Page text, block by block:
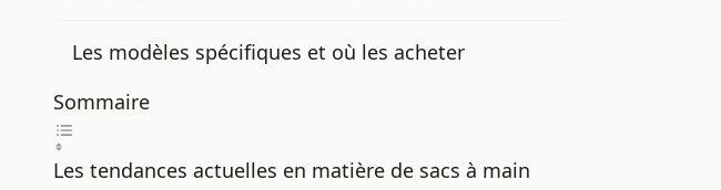
Les modèles spécifiques et où les acheter
Sommaire
Les tendances actuelles en matière de sacs à main